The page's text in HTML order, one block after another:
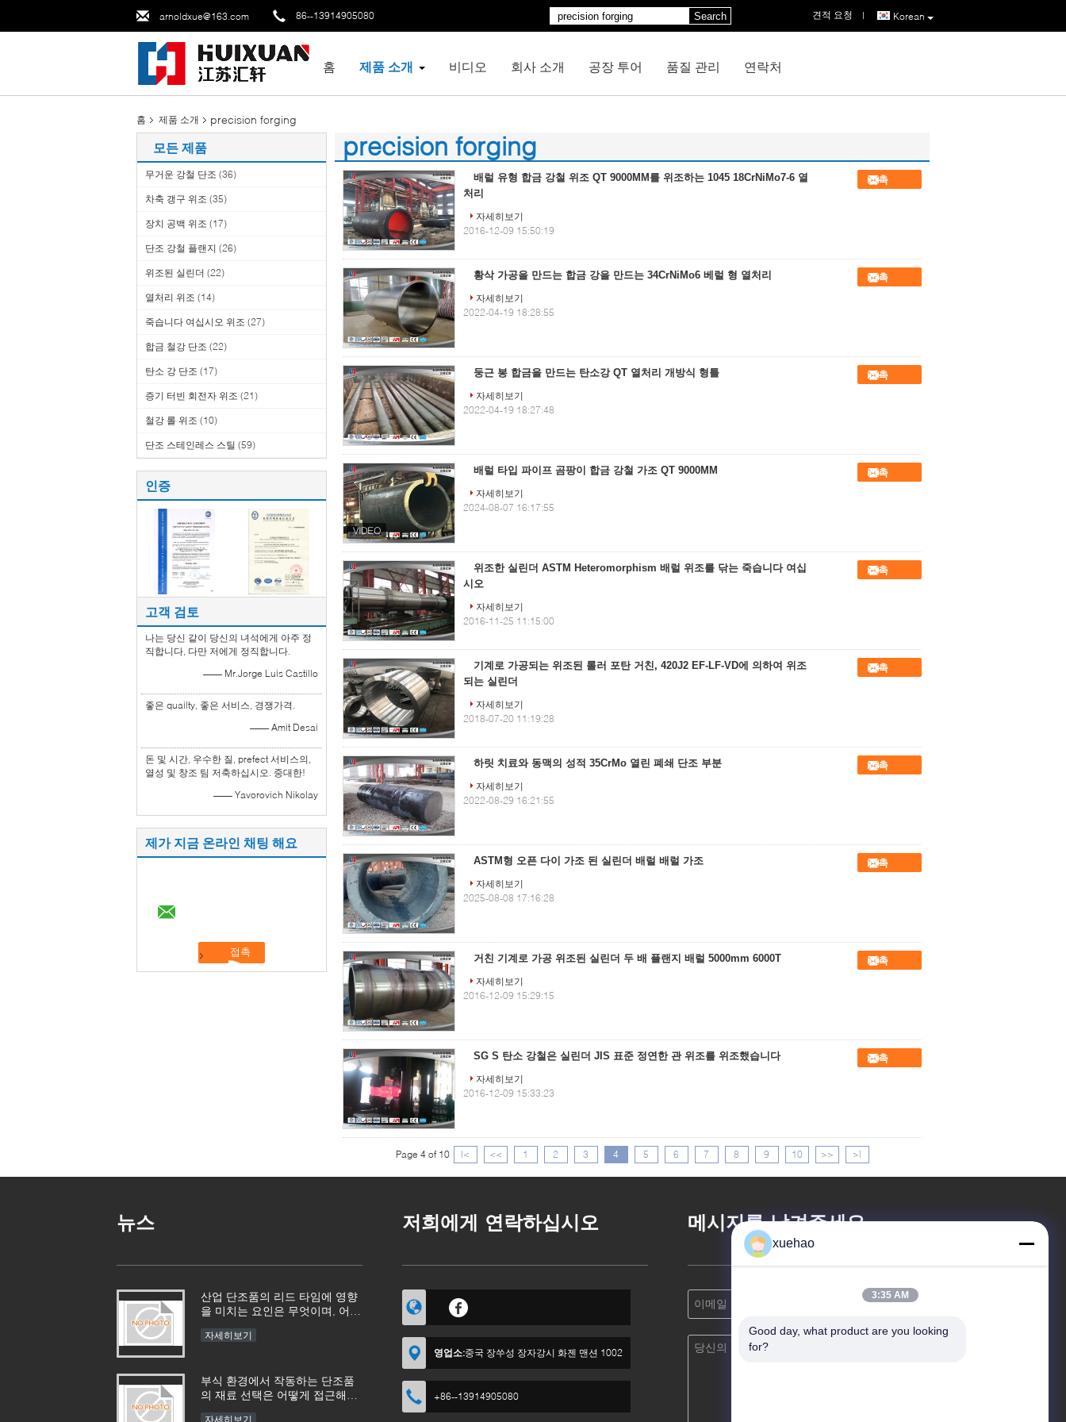
arnoldxue@163.com 86--13914905080 Korean
견적 요청 |
Search
홈 제품 소개 비디오 회사 소개 공장 투어 품질 관리 연락처
홈 제품 소개 precision forging
모든 제품
무거운 강철 단조 (36)
차축 갱구 위조 (35)
장치 공백 위조 (17)
단조 강철 플랜지 (26)
위조된 실린더 (22)
열처리 위조 (14)
죽습니다 여십시오 위조 (27)
합금 철강 단조 (22)
탄소 강 단조 (17)
증기 터빈 회전자 위조 (21)
철강 롤 위조 (10)
단조 스테인레스 스틸 (59)
인증
고객 검토
나는 당신 같이 당신의 녀석에게 아주 정
직합니다, 다만 저에게 정직합니다.
—— Mr.Jorge Luis Castillo
좋은 quailty, 좋은 서비스, 경쟁가격.
—— Amit Desai
돈 및 시간, 우수한 질, prefect 서비스의,
열성 및 창조 팀 저축하십시오. 중대한!
—— Yavorovich Nikolay
제가 지금 온라인 채팅 해요
precision forging
(100)
배럴 유형 합금 강철 위조 QT 9000MM를 위조하는 1045 18CrNiMo7-6 열
처리
접촉
자세히보기
2016-12-09 15:50:19
황삭 가공을 만드는 합금 강을 만드는 34CrNiMo6 베럴 형 열처리
접촉
자세히보기
2022-04-19 18:28:55
둥근 봉 합금을 만드는 탄소강 QT 열처리 개방식 형틀
접촉
자세히보기
2022-04-19 18:27:48
배럴 타입 파이프 곰팡이 합금 강철 가조 QT 9000MM
접촉
자세히보기
2024-08-07 16:17:55
위조한 실린더 ASTM Heteromorphism 배럴 위조를 닦는 죽습니다 여십
시오
접촉
자세히보기
2016-11-25 11:15:00
기계로 가공되는 위조된 롤러 포탄 거친, 420J2 EF-LF-VD에 의하여 위조
되는 실린더
접촉
자세히보기
2018-07-20 11:19:28
하릿 치료와 동맥의 성적 35CrMo 열린 폐쇄 단조 부분
접촉
자세히보기
2022-08-29 16:21:55
ASTM형 오픈 다이 가조 된 실린더 배럴 배럴 가조
접촉
자세히보기
2025-08-08 17:16:28
거친 기계로 가공 위조된 실린더 두 배 플랜지 배럴 5000mm 6000T
접촉
자세히보기
2016-12-09 15:29:15
SG S 탄소 강철은 실린더 JIS 표준 정연한 관 위조를 위조했습니다
접촉
자세히보기
2016-12-09 15:33:23
Page 4 of 10 |< << 1 2 3 4 5 6 7 8 9 10 >> >|
뉴스
산업 단조품의 리드 타임에 영향
을 미치는 요인은 무엇이며, 어떻
자세히보기
부식 환경에서 작동하는 단조품
의 재료 선택은 어떻게 접근해야
자세히보기
저희에게 연락하십시오
영업소:중국 장쑤성 장자강시 화젠 맨션 1002
+86--13914905080
메시지를 남겨주세요
xuehao
3:35 AM
Good day, what product are you looking
for?